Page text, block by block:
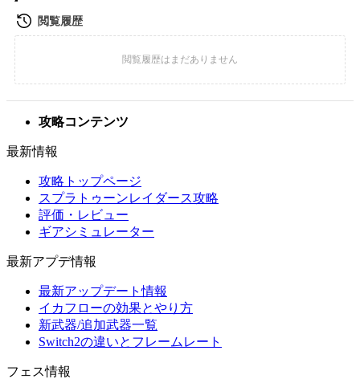
攻略コンテンツ
最新情報
攻略トップページ
スプラトゥーンレイダース攻略
評価・レビュー
ギアシミュレーター
最新アプデ情報
最新アップデート情報
イカフローの効果とやり方
新武器/追加武器一覧
Switch2の違いとフレームレート
フェス情報